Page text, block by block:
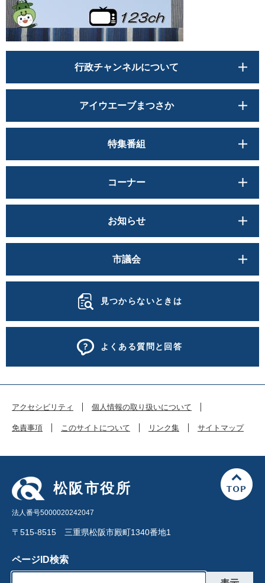
行政チャンネルについて
アイウエーブまつさか
特集番組
コーナー
お知らせ
市議会
見つからないときは
よくある質問と回答
アクセシビリティ 個人情報の取り扱いについて
免責事項 このサイトについて リンク集 サイトマップ
松阪市役所
法人番号5000020242047
〒515-8515 三重県松阪市殿町1340番地1
ページID検索